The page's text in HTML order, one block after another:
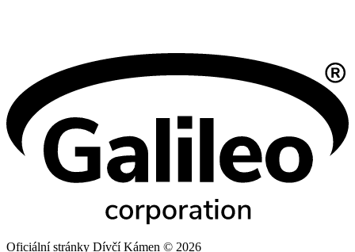
Oficiální stránky Dívčí Kámen © 2026